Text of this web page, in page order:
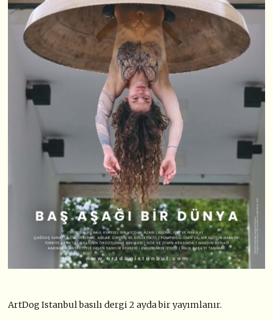
ArtDog Istanbul basılı dergi 2 ayda bir yayımlanır.